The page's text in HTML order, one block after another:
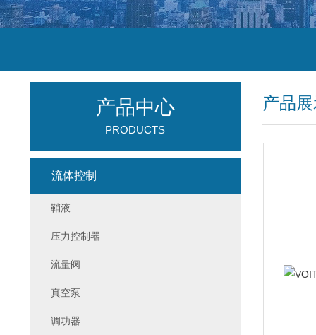
产品
产品中心
PRODUCTS
流体控制
鞘液
压力控制器
流量阀
真空泵
调功器